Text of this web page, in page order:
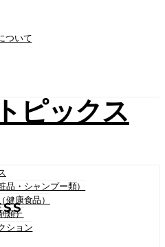
ついて
ピックス
・シャンプー類）
康食品）
類）
ション
レシピ「米粉